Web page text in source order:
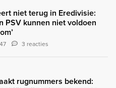
niet terug in Eredivisie:
PSV kunnen niet voldoen
3 reacties
rugnummers bekend: